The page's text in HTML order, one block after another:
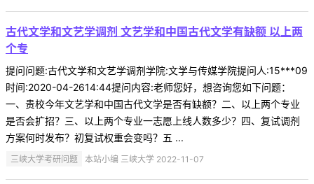
古代文学和文艺学调剂 文艺学和中国古代文学有缺额 以上两
个专
提问问题:古代文学和文艺学调剂学院:文学与传媒学院提问人:15***09
时间:2020-04-2614:44提问内容:老师您好，想咨询您如下问题：
一、贵校今年文艺学和中国古代文学是否有缺额？二、以上两个专业
是否会扩招？三、以上两个专业一志愿上线人数多少？四、复试调剂
方案何时发布？初复试权重会变吗？五 ...
三峡大学考研问题 本站小编 三峡大学 2022-11-07